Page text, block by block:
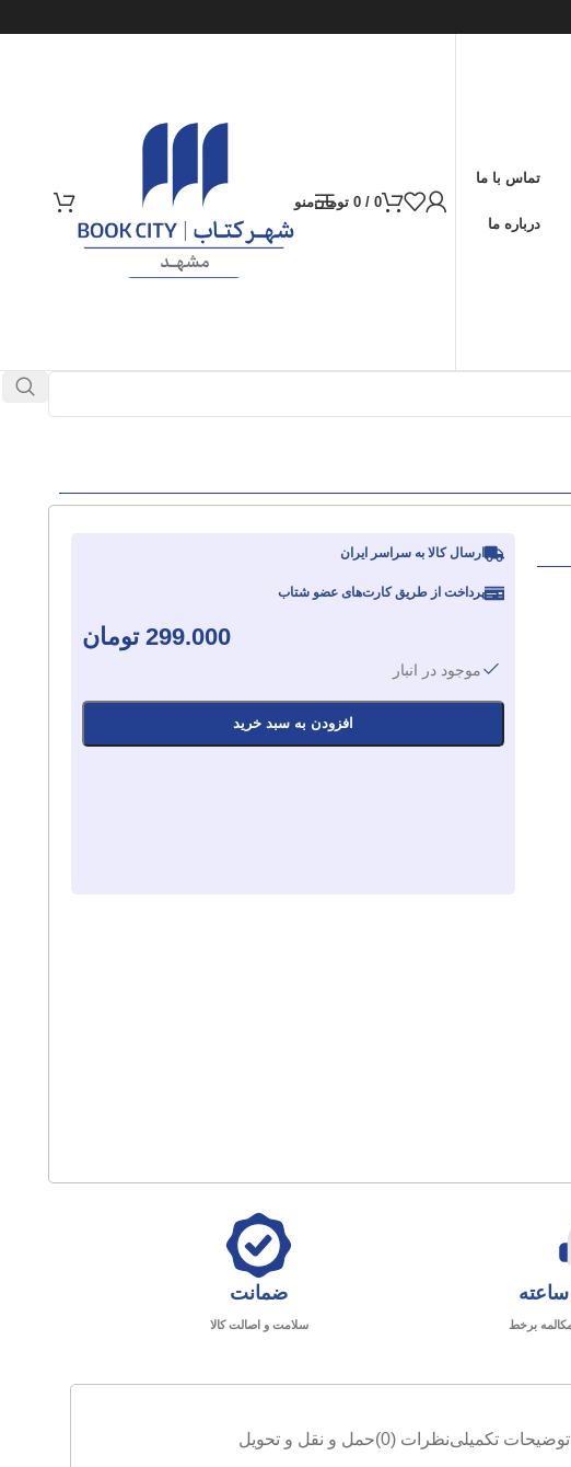
تماس با ما
درباره ما
0
/
0 تومانمنو
ارسال کالا به سراسر ایران
پرداخت از طریق کارت‌های عضو شتاب
299.000 تومان
موجود در انبار
افزودن به سبد خرید
ضمانت
سلامت و اصالت کالا
توضیحات تکمیلینظرات (0) حمل و نقل و تحویل